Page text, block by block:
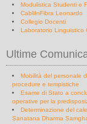
Modulistica Studenti e
CabliInFibra Leonardo
Collegio Docenti
Laboratorio Linguistico
Ultime
Mobilità del personale
procedure e tempistiche
Esame di Stato a
operative per la
Determinazione del
Sanatana Dharma